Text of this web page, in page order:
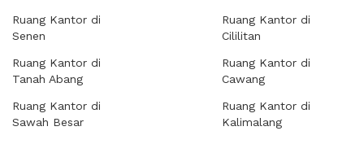
Ruang Kantor di
Senen
Ruang Kantor di
Tanah Abang
Ruang Kantor di
Sawah Besar
Ruang Kantor di
Cililitan
Ruang Kantor di
Cawang
Ruang Kantor di
Kalimalang